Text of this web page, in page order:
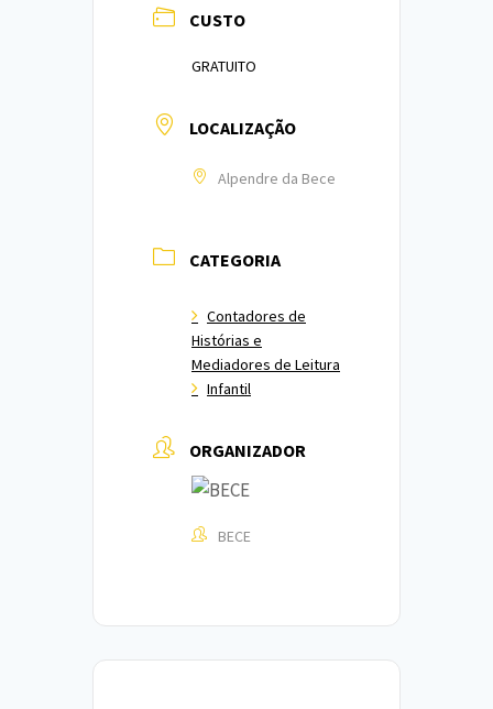
CUSTO
GRATUITO
LOCALIZAÇÃO
Alpendre da Bece
CATEGORIA
Contadores de
Histórias e
Mediadores de Leitura
Infantil
ORGANIZADOR
BECE